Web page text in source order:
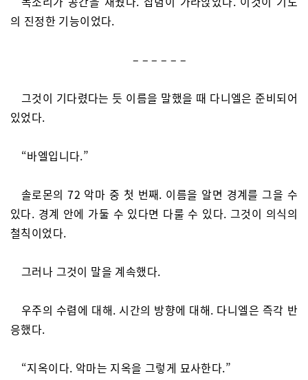
의 진정한 기능이었다.
– – – – – –
그것이 기다렸다는 듯 이름을 말했을 때 다니엘은 준비되어
있었다.
“바엘입니다.”
솔로몬의 72 악마 중 첫 번째. 이름을 알면 경계를 그을 수
있다. 경계 안에 가둘 수 있다면 다룰 수 있다. 그것이 의식의
철칙이었다.
그러나 그것이 말을 계속했다.
우주의 수렴에 대해. 시간의 방향에 대해. 다니엘은 즉각 반
응했다.
“지옥이다. 악마는 지옥을 그렇게 묘사한다.”